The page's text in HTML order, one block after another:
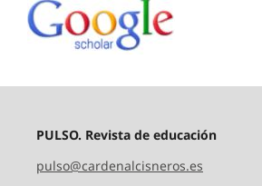
PULSO. Revista de educación
pulso@cardenalcisneros.es